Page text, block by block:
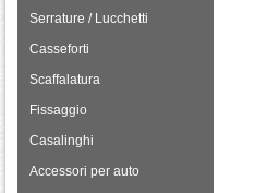
Serrature / Lucchetti
Casseforti
Scaffalatura
Fissaggio
Casalinghi
Accessori per auto